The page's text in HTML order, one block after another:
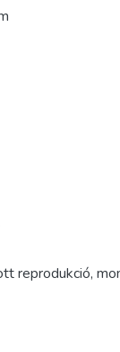
reprodukció,